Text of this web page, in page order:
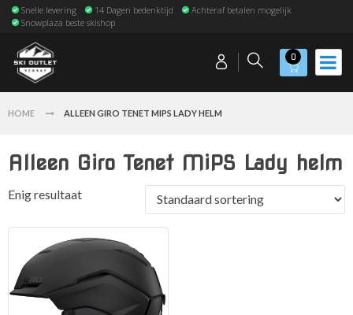
Snelle levering 14 Dagen bedenktijd
Achteraf betalen mogelijk
Snowplaza beste skishop
0
HOME ALLEEN GIRO TENET MIPS LADY HELM
Alleen Giro Tenet MiPS Lady helm
Enig resultaat